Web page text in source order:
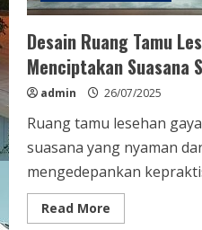
Desain Ruang Tamu
Menciptakan Suasana
admin 26/07/2025
Ruang tamu lesehan
suasana yang nyaman
mengedepankan
Read More
more